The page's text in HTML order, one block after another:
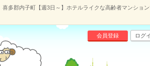
喜多郡内子町【週3日～】ホテルライクな高齢者マンショ
会員登録 ログ